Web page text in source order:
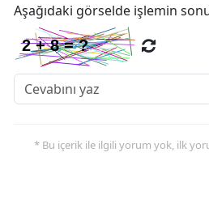
Aşağıdaki görselde işlemin
* Bu içerik ile ilgili yorum yok, ilk